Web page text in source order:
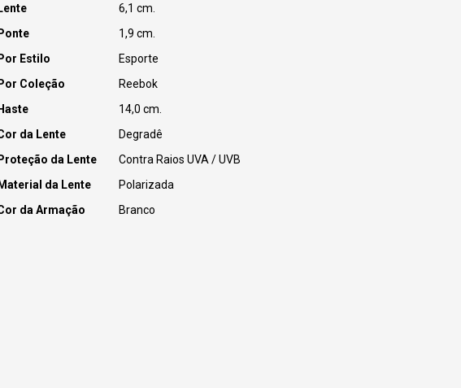
6,1 cm.
1,9 cm.
Estilo
Esporte
Coleção
Reebok
14,0 cm.
da Lente
Degradê
da Lente
Contra Raios UVA / UVB
da Lente
Polarizada
da Armação
Branco